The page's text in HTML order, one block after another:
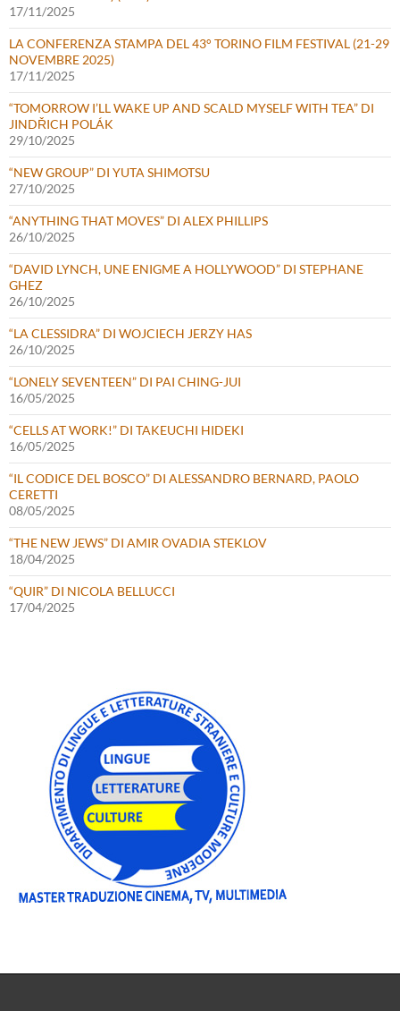
17/11/2025
LA CONFERENZA STAMPA DEL 43° TORINO FILM FESTIVAL (21-29
NOVEMBRE 2025)
17/11/2025
“TOMORROW I’LL WAKE UP AND SCALD MYSELF WITH TEA” DI
JINDŘICH POLÁK
29/10/2025
“NEW GROUP” DI YUTA SHIMOTSU
27/10/2025
“ANYTHING THAT MOVES” DI ALEX PHILLIPS
26/10/2025
“DAVID LYNCH, UNE ENIGME A HOLLYWOOD” DI STEPHANE
GHEZ
26/10/2025
“LA CLESSIDRA” DI WOJCIECH JERZY HAS
26/10/2025
“LONELY SEVENTEEN” DI PAI CHING-JUI
16/05/2025
“CELLS AT WORK!” DI TAKEUCHI HIDEKI
16/05/2025
“IL CODICE DEL BOSCO” DI ALESSANDRO BERNARD, PAOLO
CERETTI
08/05/2025
“THE NEW JEWS” DI AMIR OVADIA STEKLOV
18/04/2025
“QUIR” DI NICOLA BELLUCCI
17/04/2025